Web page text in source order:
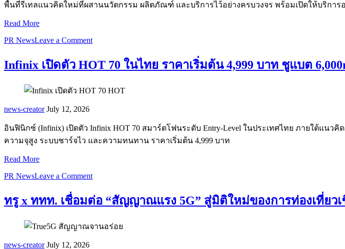
พื้นที่รีเทลแนวคิดใหม่ที่ผสานนวัตกรรม ผลิตภัณฑ์ และบริการไว้อย่างครบวงจร พร้อมเปิดให้บริการ
Read More
PR NewsLeave a Comment
Infinix เปิดตัว HOT 70 ในไทย ราคาเริ่มต้น 4,999 บาท ชูแบต
news-creator July 12, 2026
อินฟินิกซ์ (Infinix) เปิดตัว Infinix HOT 70 สมาร์ตโฟนระดับ Entry-Level ในประเทศไทย ภายใต้แนว
ความจุสูง ระบบชาร์จไว และความทนทาน ราคาเริ่มต้น 4,999 บาท
Read More
PR NewsLeave a Comment
ทรู x ททท. เชื่อมต่อ “สัญญาณแรง 5G” สู่มิติใหม่ของการท่องเที่ยวเ
news-creator July 12, 2026